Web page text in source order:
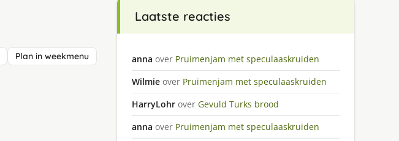
Plan in weekmenu
Laatste reacties
anna over Pruimenjam met speculaaskruiden
Wilmie over Pruimenjam met speculaaskruiden
HarryLohr over Gevuld Turks brood
anna over Pruimenjam met speculaaskruiden